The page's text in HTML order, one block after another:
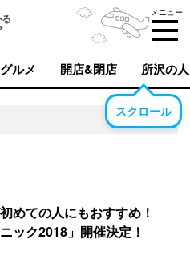
メニュー
グルメ 開店&閉店 所沢の人
スクロール
めての人にもおすすめ！
ック2018」開催決定！